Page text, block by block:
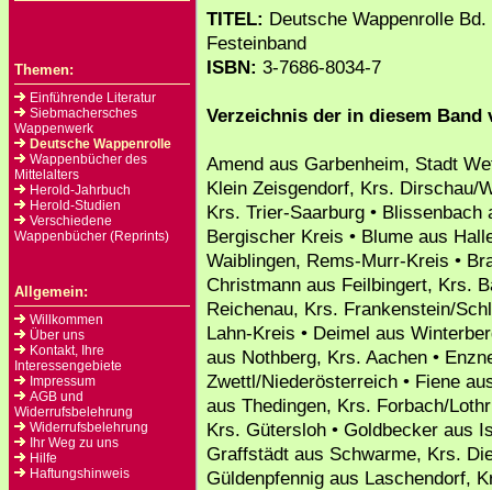
Themen:
Einführende Literatur
Siebmachersches
Wappenwerk
Deutsche Wappenrolle
Wappenbücher des
Mittelalters
Herold-Jahrbuch
Herold-Studien
Verschiedene
Wappenbücher (Reprints)
Allgemein:
Willkommen
Über uns
Kontakt, Ihre
Interessengebiete
Impressum
AGB und
Widerrufsbelehrung
Widerrufsbelehrung
Ihr Weg zu uns
Hilfe
Haftungshinweis
TITEL: Deutsche Wappenrolle
Festeinband
ISBN: 3-7686-8034-7
Verzeichnis der in diesem
Amend aus Garbenheim, Stadt
Klein Zeisgendorf, Krs. Dirschau/
Krs. Trier-Saarburg •
Bergischer Kreis • Blume aus
Waiblingen, Rems-Murr-Kreis •
Christmann aus Feilbingert, Krs.
Reichenau, Krs. Frankenstein/
Lahn-Kreis • Deimel aus
aus Nothberg, Krs. Aachen •
Zwettl/Niederösterreich • Fiene
aus Thedingen, Krs. Forbach/
Krs. Gütersloh • Goldbecker aus
Graffstädt aus Schwarme, Krs.
Güldenpfennig aus Laschendorf,